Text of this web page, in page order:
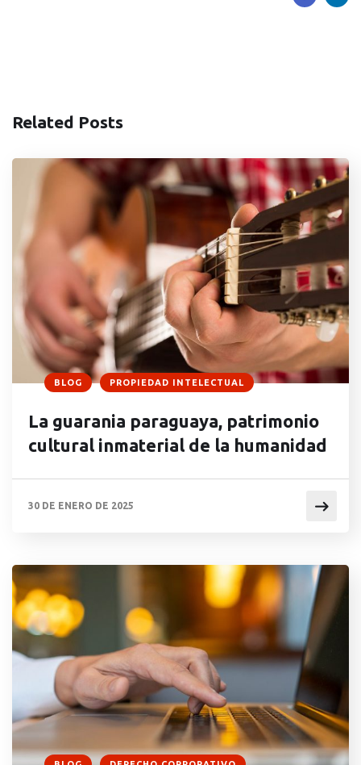
Related Posts
BLOG PROPIEDAD INTELECTUAL
La guarania paraguaya, patrimonio
cultural inmaterial de la humanidad
30 DE ENERO DE 2025